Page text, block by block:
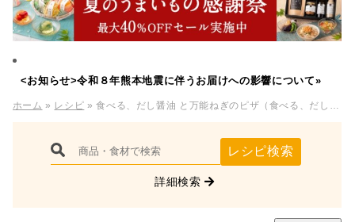
<お知らせ>令和８年熊本地震に伴うお届けへの影響について»
ホーム » レシピ » 食べる、だし醤油 と万能ねぎのピザ（食べる、だし醤油）
レシピ検索
詳細検索